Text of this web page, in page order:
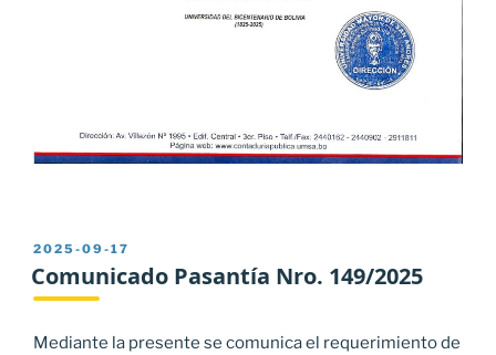
PUBLICADO
EL
2025-09-17
Comunicado Pasantía Nro. 149/2025
Mediante la presente se comunica el requerimiento de